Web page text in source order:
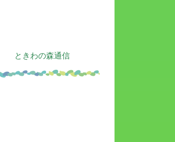
ときわの森通信